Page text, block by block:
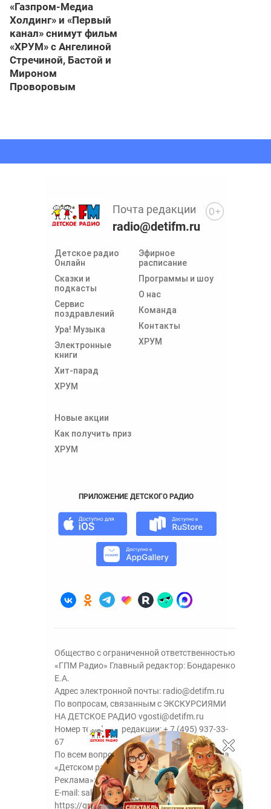
«Газпром-Медиа
Холдинг» и «Первый
канал» снимут фильм
«ХРУМ» с Ангелиной
Стречиной, Бастой и
Мироном
Проворовым
Детское радио
Онлайн
Сказки и
подкасты
Сервис
поздравлений
Ура! Музыка
Электронные
книги
Хит-парад
ХРУМ
Эфирное
расписание
Программы и шоу
О нас
Команда
Контакты
ХРУМ
Новые акции
Как получить приз
ХРУМ
Почта редакции
radio@detifm.ru
ПРИЛОЖЕНИЕ ДЕТСКОГО РАДИО
0+
Общество с ограниченной ответственностью
«ГПМ Радио» Главный редактор: Бондаренко
Е.А.
Адрес электронной почты: radio@detifm.ru
По вопросам, связанным с ЭКСКУРСИЯМИ
НА ДЕТСКОЕ РАДИО vgosti@detifm.ru
Номер телефона редакции:+ 7 (495) 937-33-
67
По всем вопросам размещения рекламы на
«Детском радио» - сейлз-хаус «ГПМ
Реклама»:+7 (495) 921-40-41
E-mail: sales@gazprom-media.ru
https://gpmsaleshouse.ru/